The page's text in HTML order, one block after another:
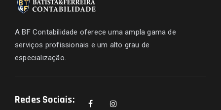
A BF Contabilidade oferece uma ampla gama de
serviços profissionais e um alto grau de
especialização.
Redes Sociais: